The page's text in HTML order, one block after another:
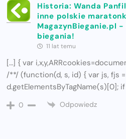
Historia: Wanda
inne polskie
MagazynBieganie.pl -
biegania!
11 lat temu
[…] { var
/**/ (function(d, s, id) { var js, fjs =
d.getElementsByTagName(s)[0];
0 Odpowiedz